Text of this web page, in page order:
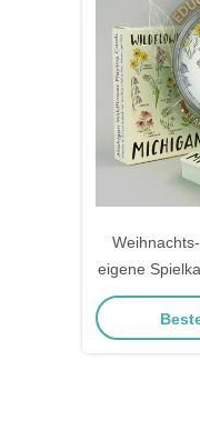
eigene
Design,
und